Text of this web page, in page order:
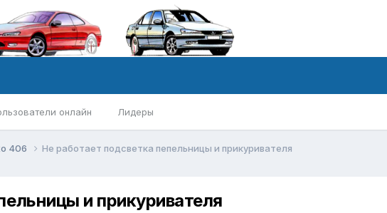
онлайн Лидеры
406 Не работает подсветка пепельницы и прикуривателя
и прикуривателя